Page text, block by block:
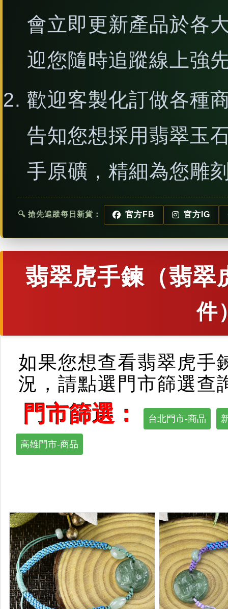
會立即更新產品於各
迎您隨時追蹤線上強
歡迎客製化訂做各種
告知您想採用翡翠玉
手原礦，精細為您雕
🔍 搶先追蹤每日新貨： 官方FB 官方IG
翡翠虎手鍊（翡翠
件
如果您想查看翡翠虎手
況，請點選門市篩選查
門市篩選： 台北門市-商品
高雄門市-商品